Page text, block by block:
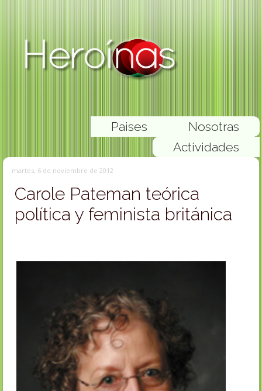
Nosotras
Paises
Actividades
martes, 6 de noviembre de 2012
Carole Pateman teórica
política y feminista británica